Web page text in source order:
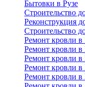
Бытовки в Рузе
Строительство
Реконструкция
Строительство
Ремонт кровли в
Ремонт кровли
Ремонт кровли
Ремонт кровли в
Ремонт кровли в